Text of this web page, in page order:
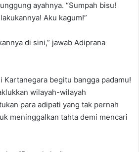
ayahnya. “Sumpah bisu!
Aku kagum!”
di sini,” jawab Adiprana
Kartanegara begitu bangga padamu!
wilayah-wilayah
para adipati yang tak pernah
meninggalkan tahta demi mencari